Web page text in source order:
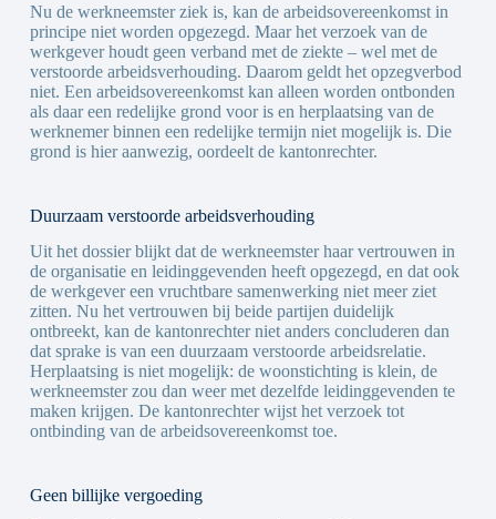
Nu de werkneemster ziek is, kan de arbeidsovereenkomst in
principe niet worden opgezegd. Maar het verzoek van de
werkgever houdt geen verband met de ziekte – wel met de
verstoorde arbeidsverhouding. Daarom geldt het opzegverbod
niet. Een arbeidsovereenkomst kan alleen worden ontbonden
als daar een redelijke grond voor is en herplaatsing van de
werknemer binnen een redelijke termijn niet mogelijk is. Die
grond is hier aanwezig, oordeelt de kantonrechter.
Duurzaam verstoorde arbeidsverhouding
Uit het dossier blijkt dat de werkneemster haar vertrouwen in
de organisatie en leidinggevenden heeft opgezegd, en dat ook
de werkgever een vruchtbare samenwerking niet meer ziet
zitten. Nu het vertrouwen bij beide partijen duidelijk
ontbreekt, kan de kantonrechter niet anders concluderen dan
dat sprake is van een duurzaam verstoorde arbeidsrelatie.
Herplaatsing is niet mogelijk: de woonstichting is klein, de
werkneemster zou dan weer met dezelfde leidinggevenden te
maken krijgen. De kantonrechter wijst het verzoek tot
ontbinding van de arbeidsovereenkomst toe.
Geen billijke vergoeding